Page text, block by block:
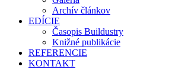
Archív článkov
EDÍCIE
Časopis Buildustry
Knižné publikácie
REFERENCIE
KONTAKT